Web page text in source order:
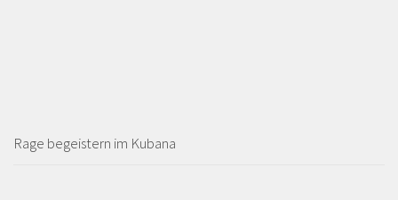
Rage begeistern im Kubana